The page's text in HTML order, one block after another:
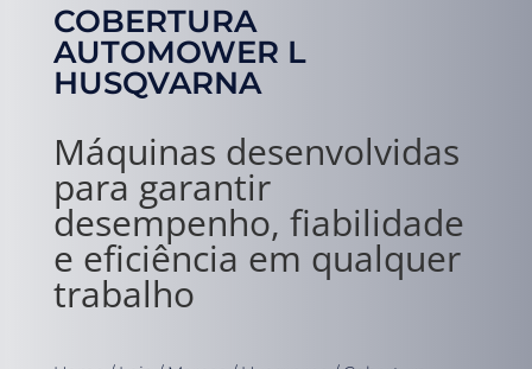
COBERTURA
AUTOMOWER L
HUSQVARNA
Máquinas desenvolvidas
para garantir
desempenho, fiabilidade
e eficiência em qualquer
trabalho